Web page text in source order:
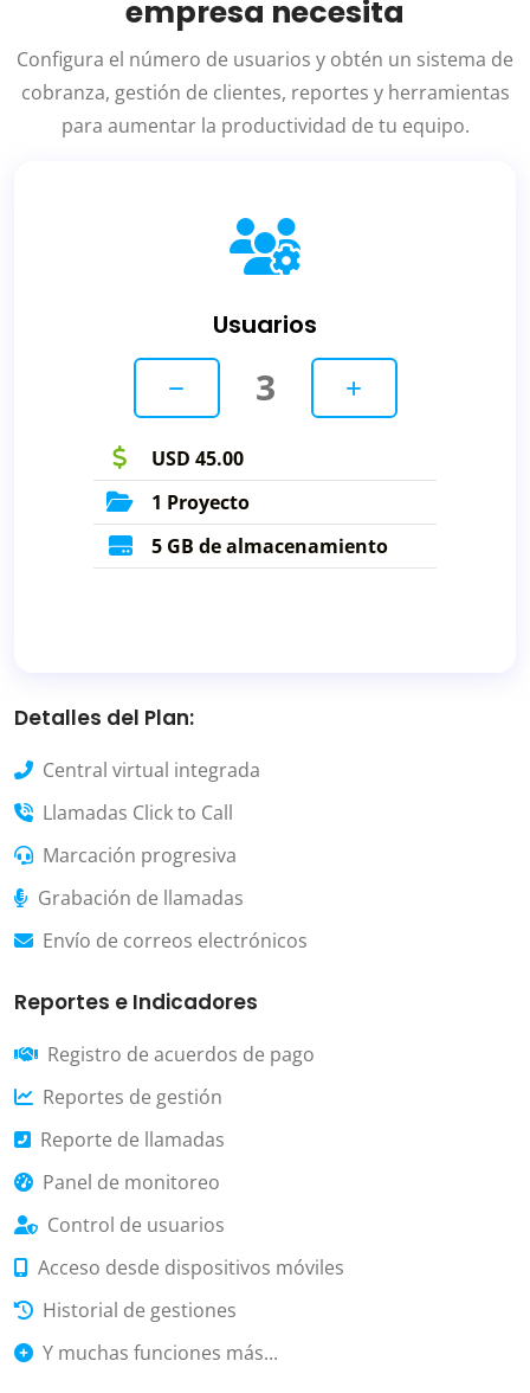
empresa necesita
Configura el número de usuarios y obtén un sistema de
cobranza, gestión de clientes, reportes y herramientas
para aumentar la productividad de tu equipo.
Usuarios
3
USD 45.00
1 Proyecto
5 GB de almacenamiento
Detalles del Plan:
Central virtual integrada
Llamadas Click to Call
Marcación progresiva
Grabación de llamadas
Envío de correos electrónicos
Reportes e Indicadores
Registro de acuerdos de pago
Reportes de gestión
Reporte de llamadas
Panel de monitoreo
Control de usuarios
Acceso desde dispositivos móviles
Historial de gestiones
Y muchas funciones más...